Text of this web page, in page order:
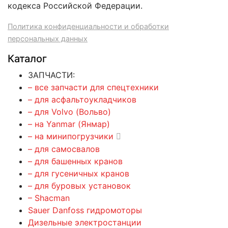
кодекса Российской Федерации.
Политика конфиденциальности и обработки
персональных данных
Каталог
ЗАПЧАСТИ:
– все запчасти для спецтехники
– для асфальтоукладчиков
– для Volvo (Вольво)
– на Yanmar (Янмар)
– на минипогрузчики
– для самосвалов
– для башенных кранов
– для гусеничных кранов
– для буровых установок
– Shacman
Sauer Danfoss гидромоторы
Дизельные электростанции